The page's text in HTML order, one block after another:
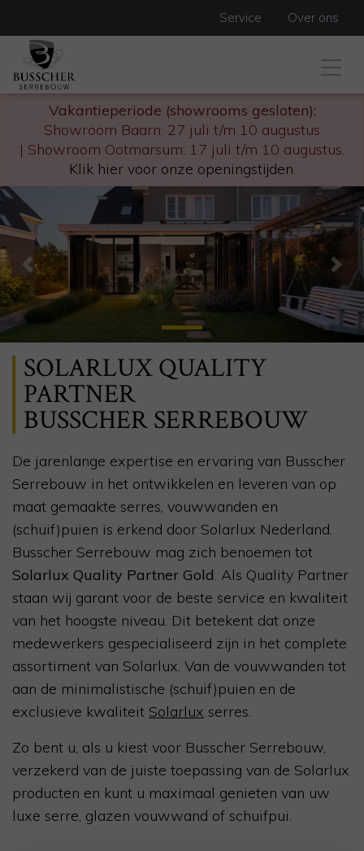
Vakantieperiode (showrooms gesloten):
Showroom Baarn: 27 juli t/m 10 augustus
| Showroom Ootmarsum: 17 juli t/m 10 augustus.
Klik hier voor onze openingstijden.
Service Over ons
Previous
SOLARLUXQUALITY
PARTNER
BUSSCHER SERREBOUW
De jarenlange expertise en ervaring van Busscher
Serrebouw in het ontwikkelen en leveren van op
maat gemaakte serres, vouwwanden en
(schuif)puien is erkend door Solarlux Nederland.
Busscher Serrebouw mag zich benoemen tot
Solarlux Quality Partner Gold. Als Quality Partner
staan wij garant voor de beste service en kwaliteit
van het hoogste niveau. Dit betekent dat onze
medewerkers gespecialiseerd zijn in het complete
assortiment van Solarlux. Van de vouwwanden tot
aan de minimalistische (schuif)puien en de
exclusieve kwaliteit Solarlux serres.
Zo bent u, als u kiest voor Busscher Serrebouw,
verzekerd van de juiste toepassing van de Solarlux
producten en kunt u maximaal genieten van uw
luxe serre, glazen vouwwand of schuifpui.